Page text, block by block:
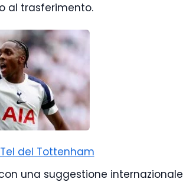
al trasferimento.
Tel del Tottenham
una suggestione internazionale